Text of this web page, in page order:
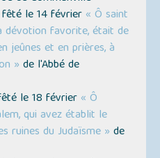
le 14 février « Ô saint
dévotion favorite, était de
jeûnes et en prières, à
» de l'Abbé de
le 18 février « Ô
qui avez établit le
ruines du Judaïsme » de